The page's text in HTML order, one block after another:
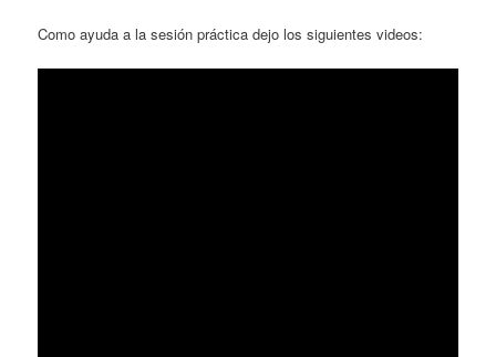
Como ayuda a la sesión práctica dejo los siguientes videos: